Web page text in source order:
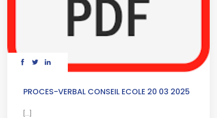
PROCES-VERBAL CONSEIL ECOLE 20 03 2025
[...]